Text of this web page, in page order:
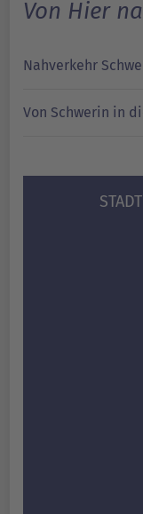
Von Hier
Nahverkehr
Von Schwerin in